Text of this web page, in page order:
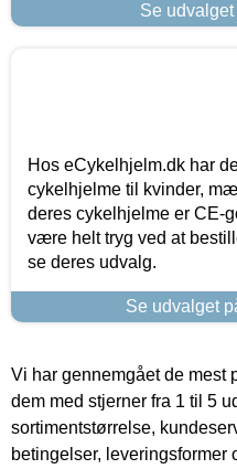
Se
Hos eCykelhjelm.dk har
cykelhjelme til kvinder,
deres cykelhjelme er CE-
være helt tryg ved at
se deres udvalg.
Se udvalget
Vi har gennemgået de
dem med stjerner fra 1 til 5
sortimentstørrelse,
betingelser, leveringsformer